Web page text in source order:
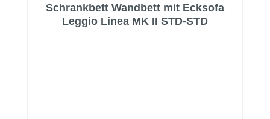
Schrankbett Wandbett mit Ecksofa
Leggio Linea MK II STD-STD